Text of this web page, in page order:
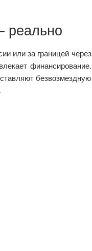
реально
или за границей через
финансирование.
безвозмездную